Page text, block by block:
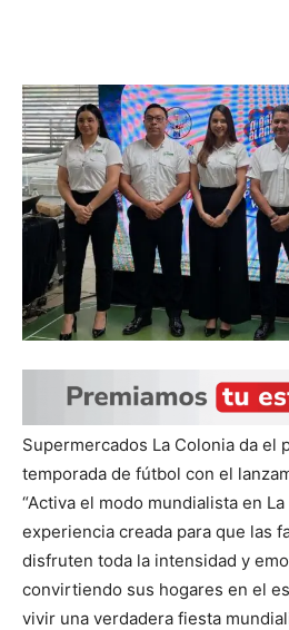
Supermercados La Colonia da el
temporada de fútbol con el
“Activa el modo mundialista en La
experiencia creada para que las
disfruten toda la intensidad y
convirtiendo sus hogares en el
vivir una verdadera fiesta